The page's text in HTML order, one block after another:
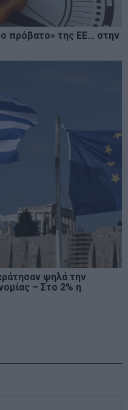
πρόβατο» της ΕΕ… στην
ψηλά την
– Στο 2% η